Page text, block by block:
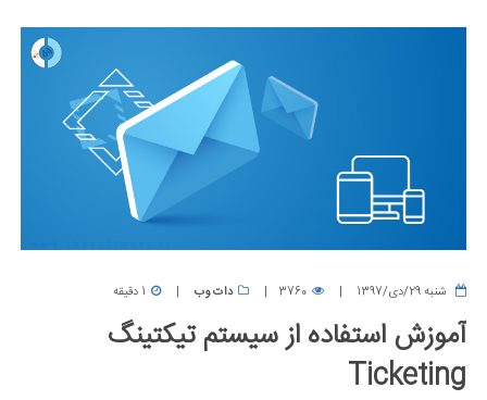
شنبه 29/دی/1397 3760 دات وب 1 دقیقه
آموزش استفاده از سیستم تیکتینگ
Ticketing